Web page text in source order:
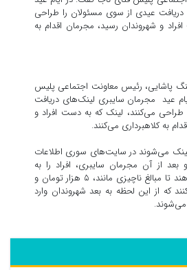
عیدی از سوی مسئولان را طراحی
و شهروندان رسید، مجرمان اقدام به
پاشایی، رئیس معاونت اجتماعی پلیس
عید مجرمان سایبری لینک‌های دریافت
می‌کنند، لینک که به دست افراد و
به کلاهبرداری می‌کنند.
لینک می‌شوند در سایت‌های سوری اطلاعات
از آن مجرمان سایبری، افراد را به
درگاه‌های بانکی سوق می‌دهند تا مبالغ ناچیزی مانند، ۵ هزار تومان و
کنند که از این لحظه به بعد شهروندان وارد
می‌شوند.